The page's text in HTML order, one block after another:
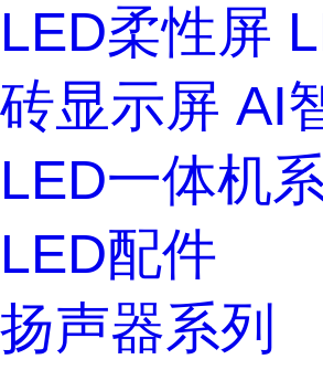
LED柔性屏
砖显示屏 AI
LED一体机
LED配件
扬声器系列